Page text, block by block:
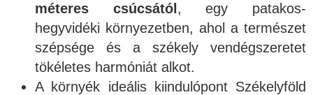
méteres csúcsától , egy patakos-
hegyvidéki környezetben, ahol a természet
szépsége és a székely vendégszeretet
tökéletes harmóniát alkot.
A környék ideális kiindulópont Székelyföld